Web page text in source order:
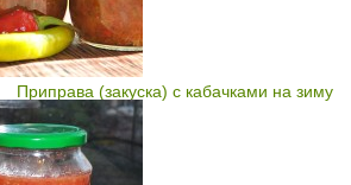
Приправа (закуска) с кабачками на зиму